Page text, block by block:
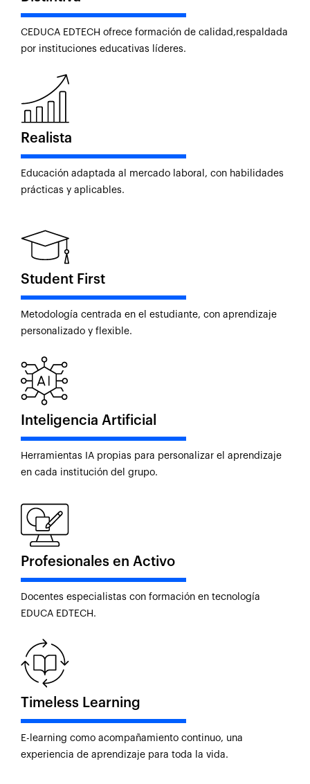
CEDUCA EDTECH ofrece formación de calidad,respaldada
por instituciones educativas líderes.
Realista
Educación adaptada al mercado laboral, con habilidades
prácticas y aplicables.
Student First
Metodología centrada en el estudiante, con aprendizaje
personalizado y flexible.
Inteligencia Artificial
Herramientas IA propias para personalizar el aprendizaje
en cada institución del grupo.
Profesionales en Activo
Docentes especialistas con formación en tecnología
EDUCA EDTECH.
Timeless Learning
E-learning como acompañamiento continuo, una
experiencia de aprendizaje para toda la vida.